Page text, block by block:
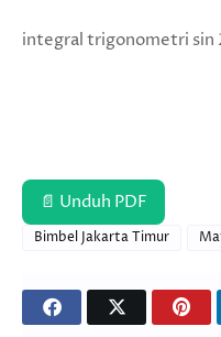
integral trigonometri sin
📄 Unduh PDF
Bimbel Jakarta Timur